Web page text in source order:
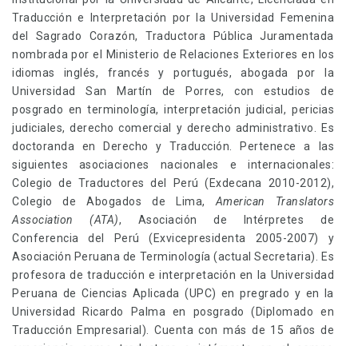
Traducción e Interpretación por la Universidad Femenina
del Sagrado Corazón, Traductora Pública Juramentada
nombrada por el Ministerio de Relaciones Exteriores en los
idiomas inglés, francés y portugués, abogada por la
Universidad San Martín de Porres, con estudios de
posgrado en terminología, interpretación judicial, pericias
judiciales, derecho comercial y derecho administrativo. Es
doctoranda en Derecho y Traducción. Pertenece a las
siguientes asociaciones nacionales e internacionales:
Colegio de Traductores del Perú (Exdecana 2010-2012),
Colegio de Abogados de Lima,American Translators
Association (ATA), Asociación de Intérpretes de
Conferencia del Perú (Exvicepresidenta 2005-2007) y
Asociación Peruana de Terminología (actual Secretaria). Es
profesora de traducción e interpretación en la Universidad
Peruana de Ciencias Aplicada (UPC) en pregrado y en la
Universidad Ricardo Palma en posgrado (Diplomado en
Traducción Empresarial). Cuenta con más de 15 años de